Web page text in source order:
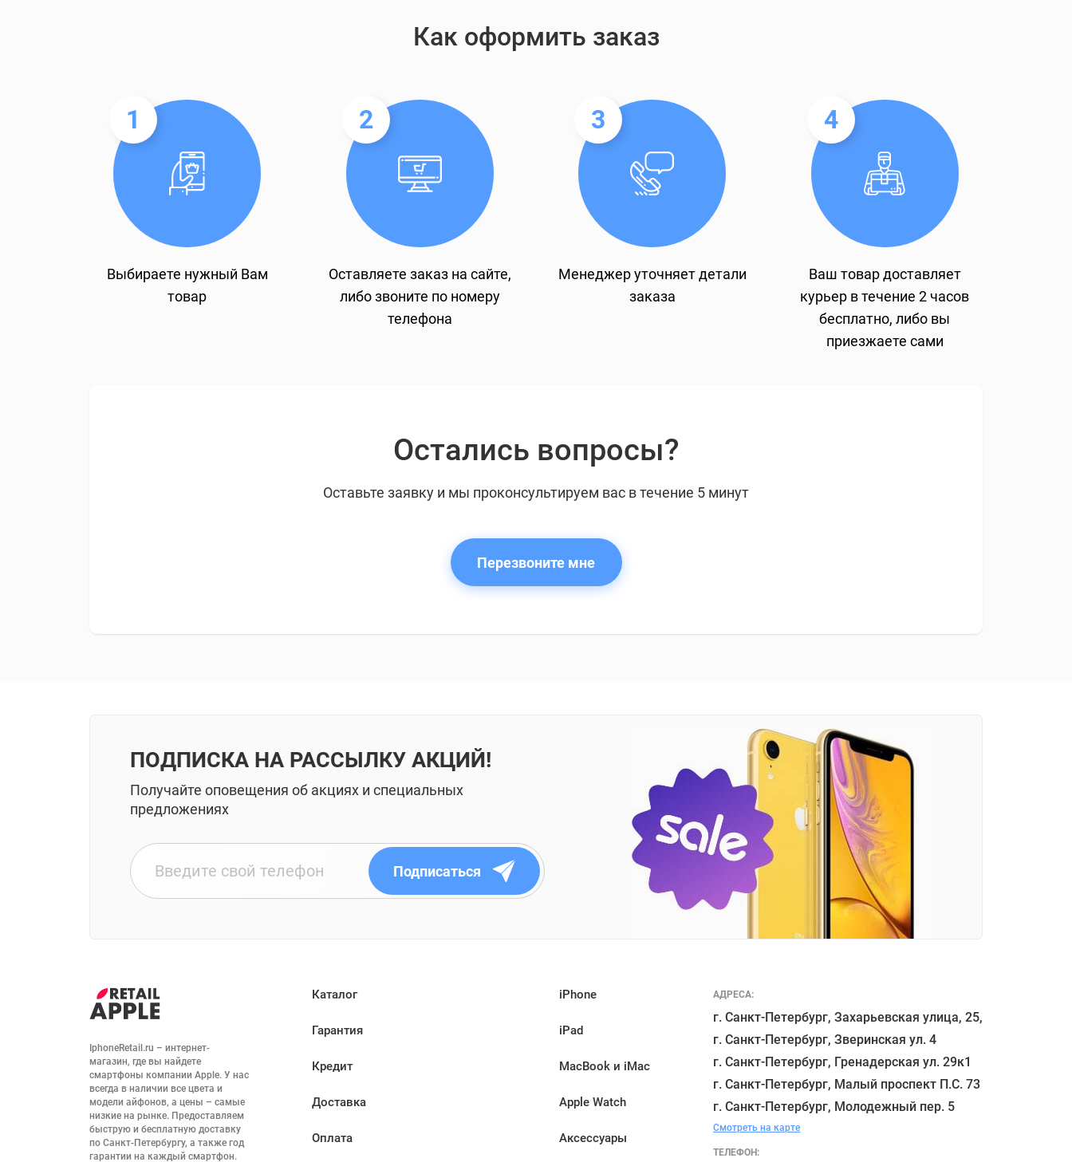
Как оформить заказ
1
Выбираете нужный Вам
товар
2
Оставляете заказ на сайте,
либо звоните по номеру
телефона
3
Менеджер уточняет детали
заказа
4
Ваш товар доставляет
курьер в течение 2 часов
бесплатно, либо вы
приезжаете сами
Остались вопросы?
Оставьте заявку и мы проконсультируем вас в течение 5 минут
Перезвоните мне
ПОДПИСКА НА РАССЫЛКУ АКЦИЙ!
Получайте оповещения об акциях и специальных
предложениях
Подписаться
IphoneRetail.ru – интернет-
магазин, где вы найдете
смартфоны компании Apple. У нас
всегда в наличии все цвета и
модели айфонов, а цены – самые
низкие на рынке. Предоставляем
быструю и бесплатную доставку
по Санкт-Петербургу, а также год
гарантии на каждый смартфон.
Каталог
Гарантия
Кредит
Доставка
Оплата
iPhone
iPad
MacBook и iMac
Apple Watch
Аксессуары
АДРЕСА:
г. Санкт-Петербург, Захарьевская улица, 25,
г. Санкт-Петербург, Зверинская ул. 4
г. Санкт-Петербург, Гренадерская ул. 29к1
г. Санкт-Петербург, Малый проспект П.С. 73
Смотреть на карте
ТЕЛЕФОН: